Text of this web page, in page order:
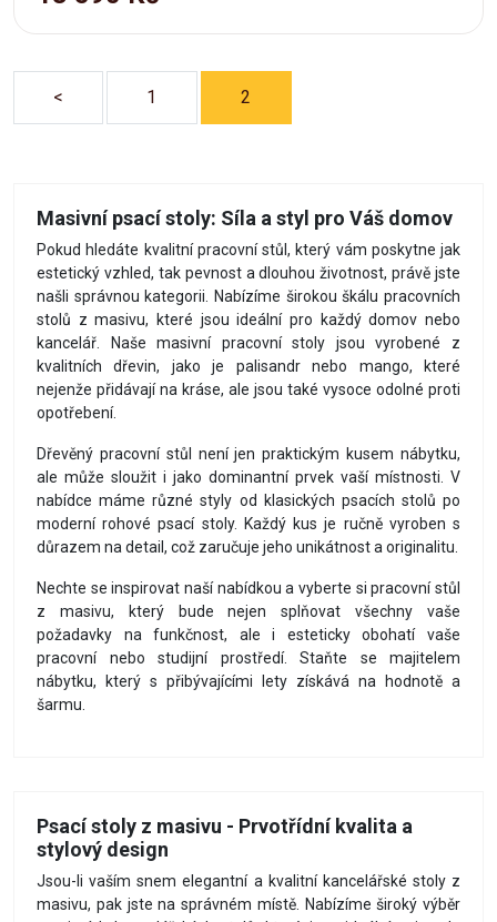
< 1 2
Masivní psací stoly: Síla a styl pro Váš domov
Pokud hledáte kvalitní pracovní stůl, který vám poskytne jak
estetický vzhled, tak pevnost a dlouhou životnost, právě jste
našli správnou kategorii. Nabízíme širokou škálu pracovních
stolů z masivu, které jsou ideální pro každý domov nebo
kancelář. Naše masivní pracovní stoly jsou vyrobené z
kvalitních dřevin, jako je palisandr nebo mango, které
nejenže přidávají na kráse, ale jsou také vysoce odolné proti
opotřebení.
Dřevěný pracovní stůl není jen praktickým kusem nábytku,
ale může sloužit i jako dominantní prvek vaší místnosti. V
nabídce máme různé styly od klasických psacích stolů po
moderní rohové psací stoly. Každý kus je ručně vyroben s
důrazem na detail, což zaručuje jeho unikátnost a originalitu.
Nechte se inspirovat naší nabídkou a vyberte si pracovní stůl
z masivu, který bude nejen splňovat všechny vaše
požadavky na funkčnost, ale i esteticky obohatí vaše
pracovní nebo studijní prostředí. Staňte se majitelem
nábytku, který s přibývajícími lety získává na hodnotě a
šarmu.
Psací stoly z masivu - Prvotřídní kvalita a
stylový design
Jsou-li vaším snem elegantní a kvalitní kancelářské stoly z
masivu, pak jste na správném místě. Nabízíme široký výběr